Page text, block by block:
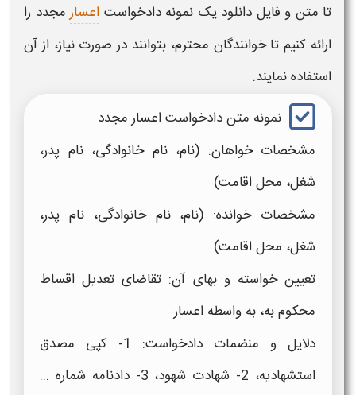
تا متن و فایل دانلودیک نمونه دادخواست اعسار مجدد را
ارائه کنیم تا خوانندگان محترم، بتوانند در صورت نیاز، از آن
استفاده نمایند.
نمونه متن دادخواست اعسار مجدد
مشخصات خواهان: (نام، نام خانوادگی، نام پدر،
شغل، محل اقامت)
مشخصات خوانده: (نام، نام خانوادگی، نام پدر،
شغل، محل اقامت)
تعیین خواسته و بهای آن: تقاضای تعدیل اقساط
محکوم به، به واسطه اعسار
دلایل و منضمات دادخواست: 1- کپی مصدق
استشهادیه، 2- شهادت شهود، 3- دادنامه شماره ...